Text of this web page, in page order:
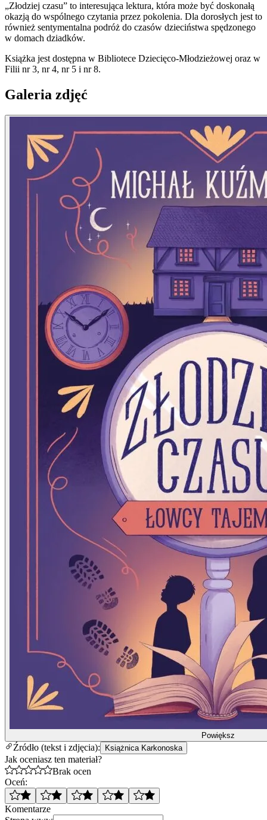
„Złodziej czasu” to interesująca lektura, która może być doskonałą
okazją do wspólnego czytania przez pokolenia. Dla dorosłych jest to
również sentymentalna podróż do czasów dzieciństwa spędzonego
w domach dziadków.
Książka jest dostępna w Bibliotece Dziecięco-Młodzieżowej oraz w
Filii nr 3, nr 4, nr 5 i nr 8.
Galeria zdjęć
Powiększ
Źródło (tekst i zdjęcia): Książnica Karkonoska
Jak oceniasz ten materiał?
Brak ocen
Oceń:
Komentarze